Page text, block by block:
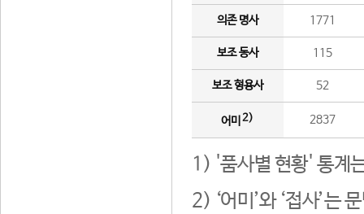
의존 명사 1771
보조 동사 115
보조 형용사 52
어미 2) 2837
1) '품사별 현황' 통계
2) ‘어미’와 ‘접사’는